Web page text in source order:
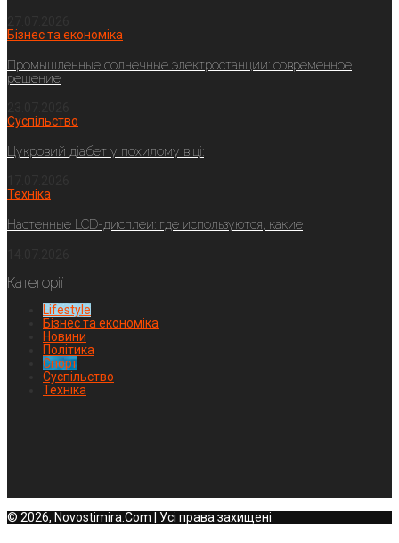
Бізнес та економіка
Промышленные солнечные электростанции: современное
решение
Суспільство
Цукровий діабет у похилому віці:
Техніка
Настенные LCD-дисплеи: где используются, какие
Категорії
Lifestyle
Бізнес та економіка
Новини
Політика
Спорт
Суспільство
Техніка
© 2026, Novostimira.Com | Усі права захищені